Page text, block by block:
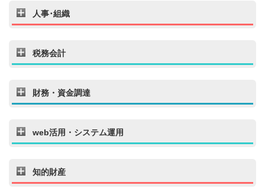
人事･組織
税務会計
財務・資金調達
web活用・システム運用
知的財産